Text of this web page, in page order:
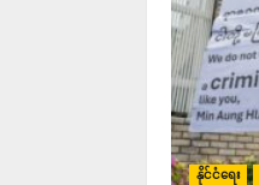
နိုင်ငံရေး